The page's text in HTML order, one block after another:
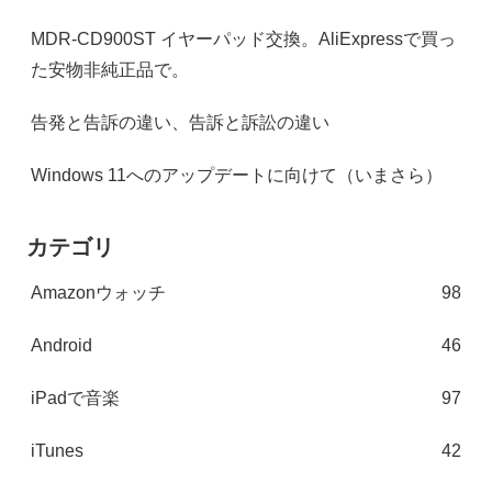
MDR-CD900ST イヤーパッド交換。AliExpressで買っ
た安物非純正品で。
告発と告訴の違い、告訴と訴訟の違い
Windows 11へのアップデートに向けて（いまさら）
カテゴリ
Amazonウォッチ 98
Android 46
iPadで音楽 97
iTunes 42